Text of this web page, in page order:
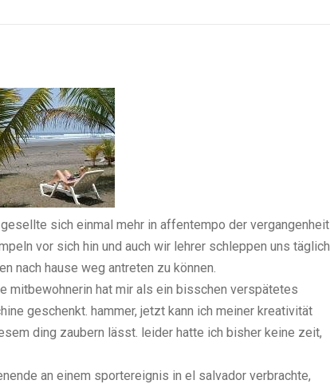
sich einmal mehr in affentempo der vergangenheit
vor sich hin und auch wir lehrer schleppen uns täglich
nach hause weg antreten zu können.
mitbewohnerin hat mir als ein bisschen verspätetes
geschenkt. hammer, jetzt kann ich meiner kreativität
ding zaubern lässt. leider hatte ich bisher keine zeit,
an einem sportereignis in el salvador verbrachte,